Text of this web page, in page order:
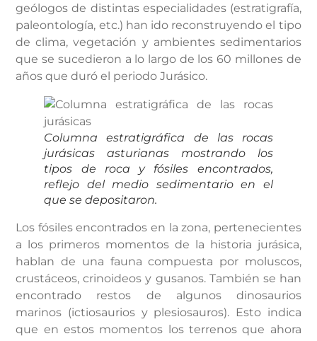
geólogos de distintas especialidades (estratigrafía,
paleontología, etc.) han ido reconstruyendo el tipo
de clima, vegetación y ambientes sedimentarios
que se sucedieron a lo largo de los 60 millones de
años que duró el periodo Jurásico.
Columna estratigráfica de las rocas
jurásicas asturianas mostrando los
tipos de roca y fósiles encontrados,
reflejo del medio sedimentario en el
que se depositaron.
Los fósiles encontrados en la zona, pertenecientes
a los primeros momentos de la historia jurásica,
hablan de una fauna compuesta por moluscos,
crustáceos, crinoideos y gusanos. También se han
encontrado restos de algunos dinosaurios
marinos (ictiosaurios y plesiosauros). Esto indica
que en estos momentos los terrenos que ahora